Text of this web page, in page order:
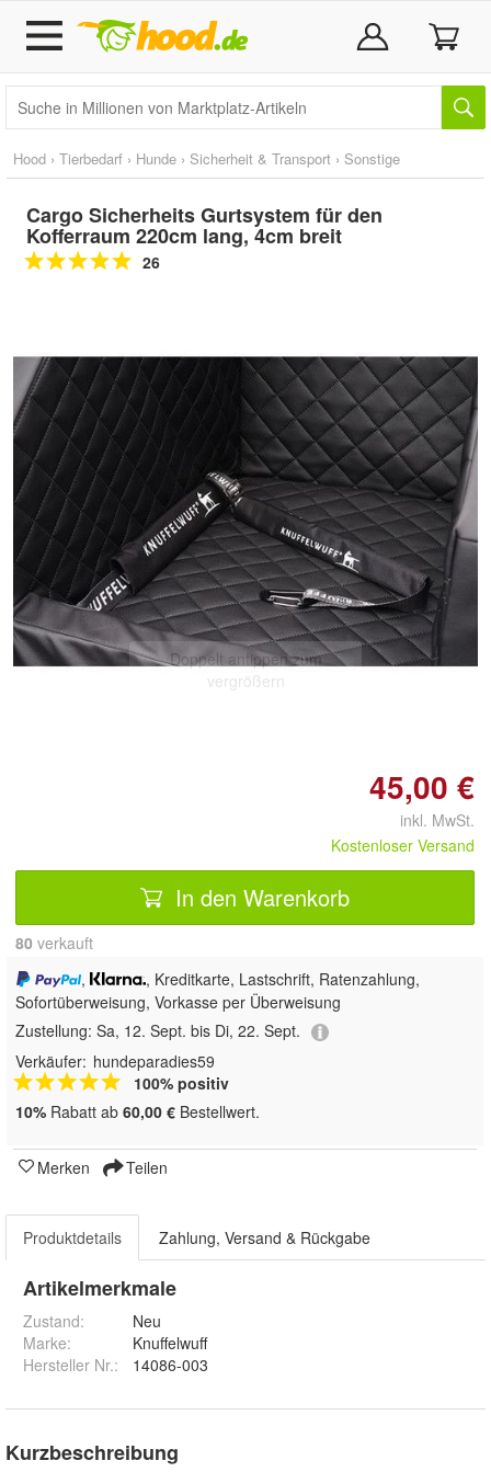
Hood › Tierbedarf › Hunde › Sicherheit & Transport › Sonstige
Cargo Sicherheits Gurtsystem für den
Kofferraum 220cm lang, 4cm breit
26
Doppelt antippen zum
vergrößern
45,00 €
inkl. MwSt.
Kostenloser Versand
In den Warenkorb
80 verkauft
,
, Kreditkarte, Lastschrift, Ratenzahlung,
Sofortüberweisung, Vorkasse per Überweisung
Zustellung: Sa, 12. Sept. bis Di, 22. Sept.
Verkäufer: hundeparadies59
100% positiv
10% Rabatt ab 60,00 € Bestellwert.
Merken Teilen
Produktdetails Zahlung, Versand & Rückgabe
Artikelmerkmale
Zustand:
Neu
Marke:
Knuffelwuff
Hersteller Nr.:
14086-003
Kurzbeschreibung